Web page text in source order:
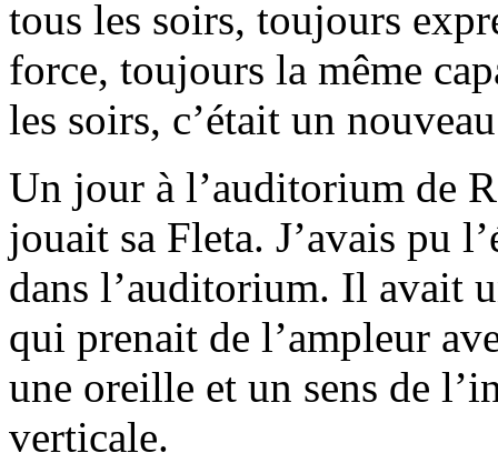
tous les soirs, toujours
force, toujours la même
les soirs, c’était un
Un jour à l’auditorium de
jouait sa Fleta. J’avais pu
dans l’auditorium. Il avait
qui prenait de l’ampleur
une oreille et un sens de
verticale.